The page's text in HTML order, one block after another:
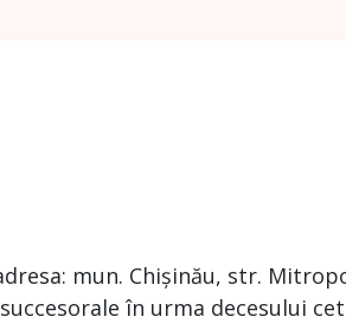
mun. Chișinău, str.
în urma decesului